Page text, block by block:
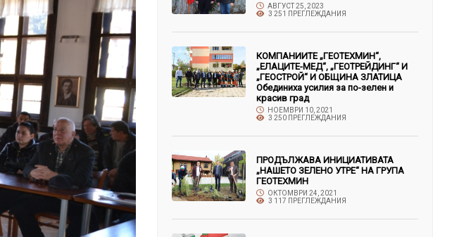
АВГУСТ 25, 2023
3 251 ПРЕГЛЕЖДАНИЯ
КОМПАНИИТЕ „ГЕОТЕХМИН“,
„ЕЛАЦИТЕ-МЕД“, „ГЕОТРЕЙДИНГ“ И
„ГЕОСТРОЙ“ И ОБЩИНА ЗЛАТИЦА
Обединиха усилия за по-зелен и
красив град
НОЕМВРИ 10, 2021
3 250 ПРЕГЛЕЖДАНИЯ
ПРОДЪЛЖАВА ИНИЦИАТИВАТА
„НАШЕТО ЗЕЛЕНО УТРЕ“ НА ГРУПА
ГЕОТЕХМИН
ОКТОМВРИ 24, 2021
3 117 ПРЕГЛЕЖДАНИЯ